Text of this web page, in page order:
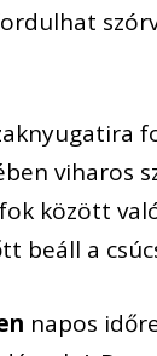
viharos
között
beáll a
napos